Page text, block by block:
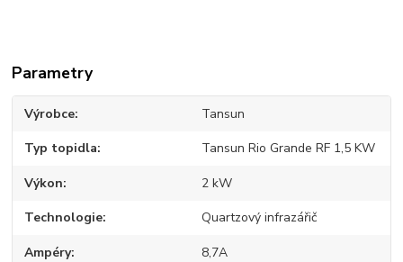
Parametry
Výrobce Tansun
Typ topidla Tansun Rio Grande RF 1,5 KW
Výkon 2 kW
Technologie Quartzový infrazářič
Ampéry 8,7A